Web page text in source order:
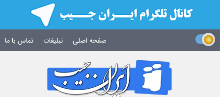
صفحه اصلی تبلیغات تماس با ما